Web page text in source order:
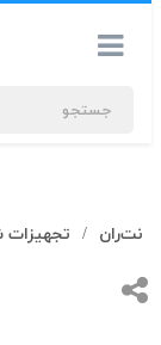
جستجوهای
شما
#کابل شبکه
نت‌ران تجهیزات